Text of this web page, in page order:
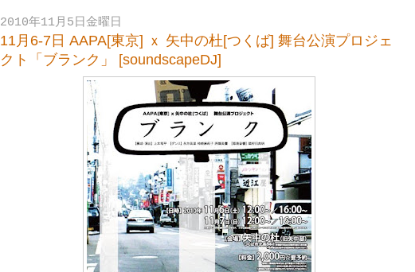
2010年11月5日金曜日
11月6-7日 AAPA[東京] ｘ 矢中の杜[つくば] 舞台公演プロジェ
クト「ブランク」 [soundscapeDJ]